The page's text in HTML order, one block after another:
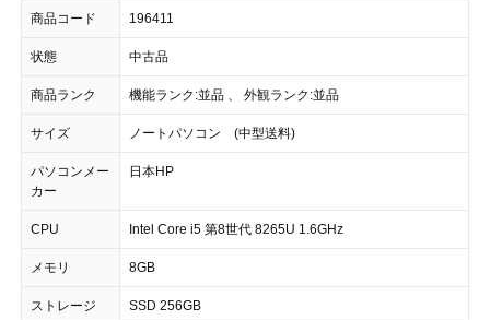
商品コード 196411
状態 中古品
商品ランク 機能ランク:並品 、 外観ランク:並品
サイズ ノートパソコン (中型送料)
パソコンメー
カー
日本HP
CPU Intel Core i5 第8世代 8265U 1.6GHz
メモリ 8GB
ストレージ SSD 256GB